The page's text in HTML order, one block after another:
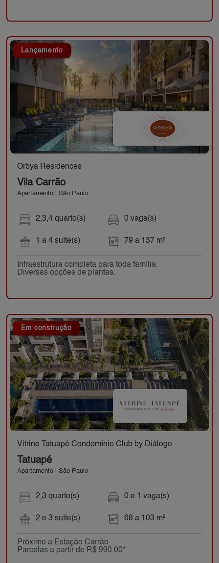
Lançamento
Orbya Residences
Vila Carrão
Apartamento | São Paulo
2,3,4 quarto(s)
1 a 4 suíte(s)
0 vaga(s)
79 a 137 m²
Infraestrutura completa para toda família.
Diversas opções de plantas.
Em construção
Vitrine Tatuapé Condomínio Club by Diálogo
Tatuapé
Apartamento | São Paulo
2,3 quarto(s)
2 e 3 suíte(s)
0 e 1 vaga(s)
68 a 103 m²
Próximo a Estação Carrão
Parcelas a partir de R$ 990,00*